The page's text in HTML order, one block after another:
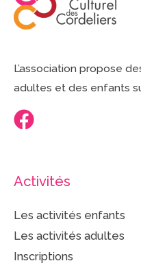
L’association propose
adultes et des enfants
Activités
Les activités enfants
Les activités adultes
Inscriptions